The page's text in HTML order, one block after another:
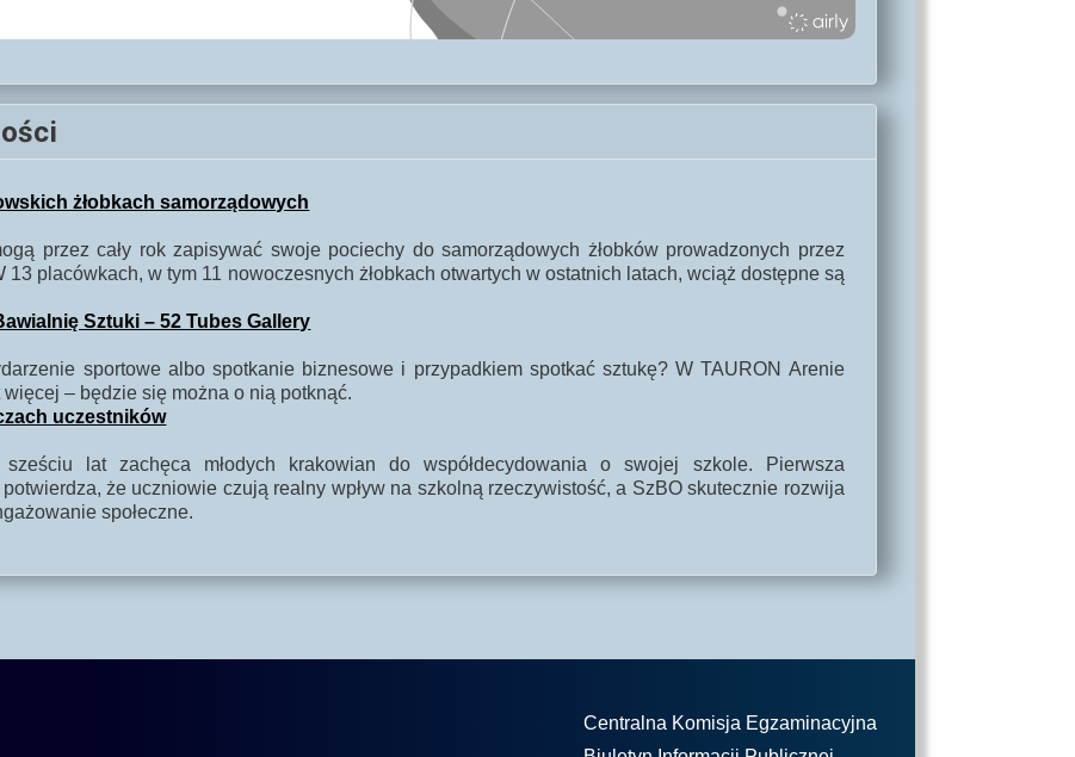
żłobkach samorządowych
przez cały rok zapisywać swoje pociechy do samorządowych żłobków prowadzonych przez
13 placówkach, w tym 11 nowoczesnych żłobkach otwartych w ostatnich latach, wciąż dostępne są
Sztuki – 52 Tubes Gallery
sportowe albo spotkanie biznesowe i przypadkiem spotkać sztukę? W TAURON Arenie
– będzie się można o nią potknąć.
uczestników
lat zachęca młodych krakowian do współdecydowania o swojej szkole. Pierwsza
że uczniowie czują realny wpływ na szkolną rzeczywistość, a SzBO skutecznie rozwija
społeczne.
Centralna Komisja Egzaminacyjna